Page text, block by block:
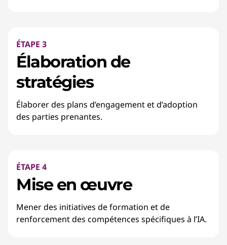
ÉTAPE 3
Élaboration de
stratégies
Élaborer des plans d’engagement et d’adoption
des parties prenantes.
ÉTAPE 4
Mise en œuvre
Mener des initiatives de formation et de
renforcement des compétences spécifiques à l’IA.